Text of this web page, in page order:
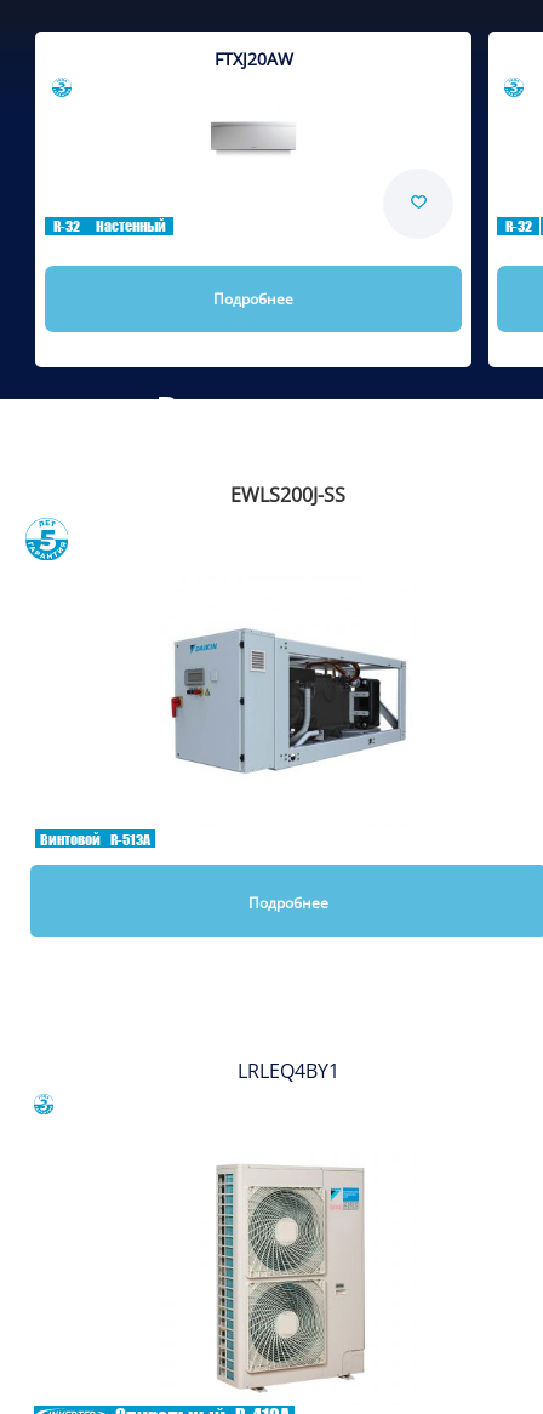
FTXJ20AW
R-32 Настенный
Подробнее
R-32
Рекомендуем
EWLS200J-SS
Винтовой R-513A
Подробнее
LRLEQ4BY1